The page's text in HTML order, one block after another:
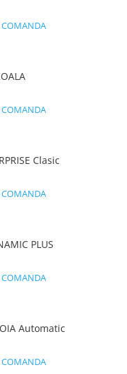
COMANDA
COMANDA
Clasic
COMANDA
PLUS
COMANDA
Automatic
COMANDA